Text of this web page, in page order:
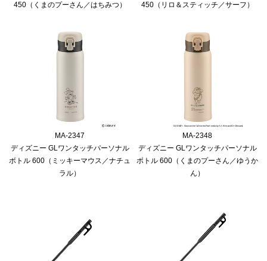
450（くまのプーさん／はちみつ）
450（リロ＆スティッチ／サーフ）
MA-2347
ディズニー GLワンタッチパーソナル
ボトル 600（ミッキーマウス／ナチュ
ラル）
MA-2348
ディズニー GLワンタッチパーソナル
ボトル 600（くまのプーさん／ゆうか
ん）